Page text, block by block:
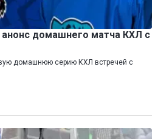
анонс домашнего матча КХЛ с
домашнюю серию КХЛ встречей с